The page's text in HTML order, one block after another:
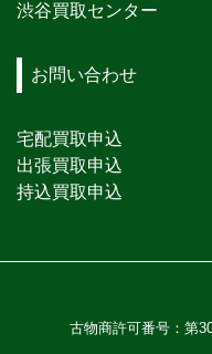
渋谷買取センター
お問い合わせ
宅配買取申込
出張買取申込
持込買取申込
古物商許可番号：第